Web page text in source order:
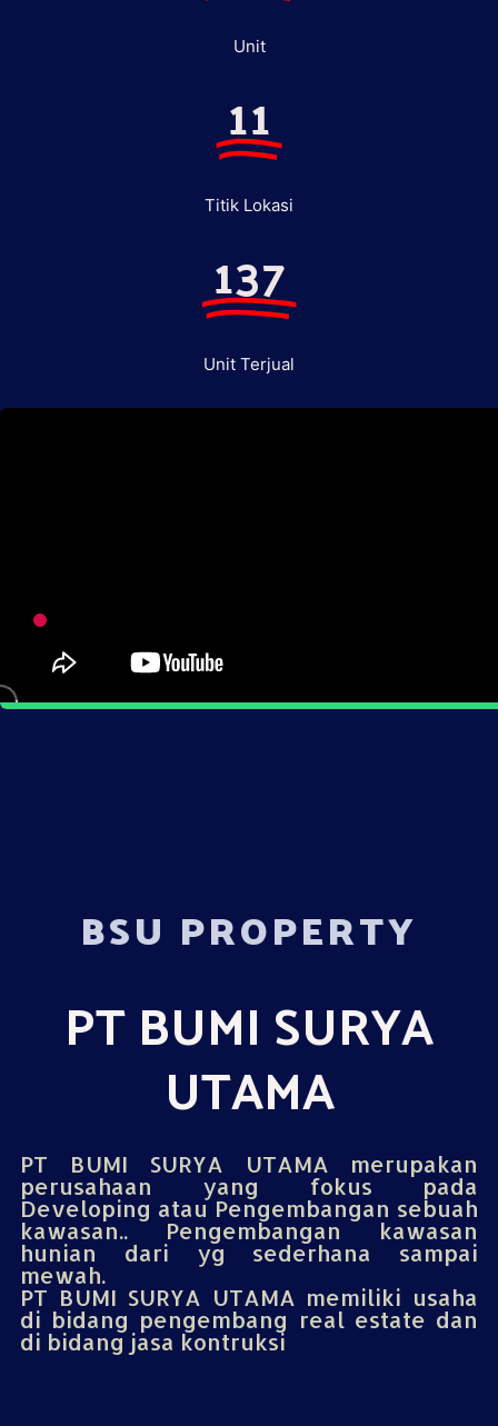
Unit
11
Titik Lokasi
137
Unit Terjual
BSU PROPERTY
PT BUMI SURYA
UTAMA
PT BUMI SURYA UTAMA merupakan
perusahaan yang fokus pada
Developing atau Pengembangan sebuah
kawasan.. Pengembangan kawasan
hunian dari yg sederhana sampai
mewah.
PT BUMI SURYA UTAMA memiliki usaha
di bidang pengembang real estate dan
di bidang jasa kontruksi